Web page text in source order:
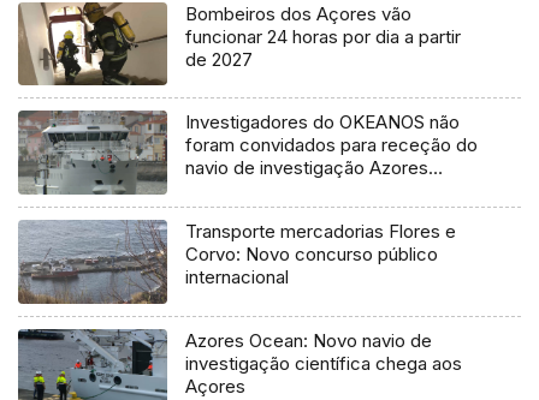
Bombeiros dos Açores vão
funcionar 24 horas por dia a partir
de 2027
Investigadores do OKEANOS não
foram convidados para receção do
navio de investigação Azores
Transporte mercadorias Flores e
Corvo: Novo concurso público
internacional
Azores Ocean: Novo navio de
investigação científica chega aos
Açores